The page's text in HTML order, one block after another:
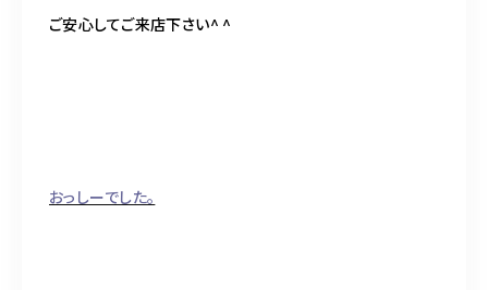
ご安心してご来店下さい^ ^
おっしーでした。